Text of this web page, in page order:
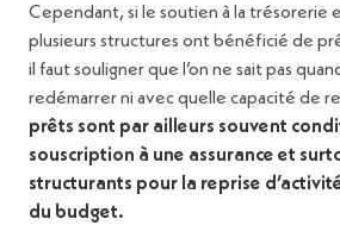
Cependant, si le soutien à la trésorerie
plusieurs structures ont bénéficié de
il faut souligner que l’on ne sait pas
redémarrer ni avec quelle capacité de
prêts sont par ailleurs souvent
souscription à une assurance et
structurants pour la reprise
du budget.